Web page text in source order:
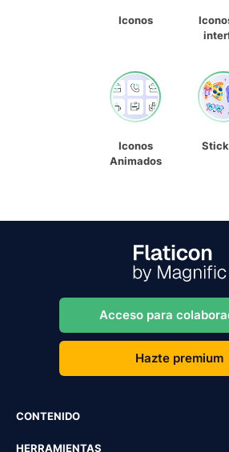
Iconos
Iconos
Animados
Acceso para
Hazte premium
CONTENIDO
HERRAMIENTAS